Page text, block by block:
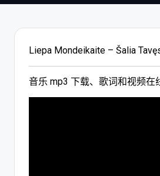
Liepa Mondeikaite – Šalia
音乐 mp3 下载、歌词和视频在